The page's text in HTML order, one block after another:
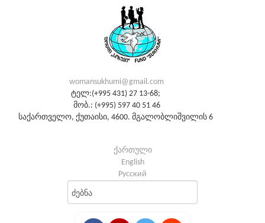
womansukhumi@gmail.com
ტელ:(+995 431) 27 13-68;
მობ.: (+995) 597 40 51 46
საქართველო, ქუთაისი, 4600. მგალობლიშვილის 6
ქართული
English
Русский